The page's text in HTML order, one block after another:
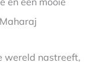
wereld nastreeft,